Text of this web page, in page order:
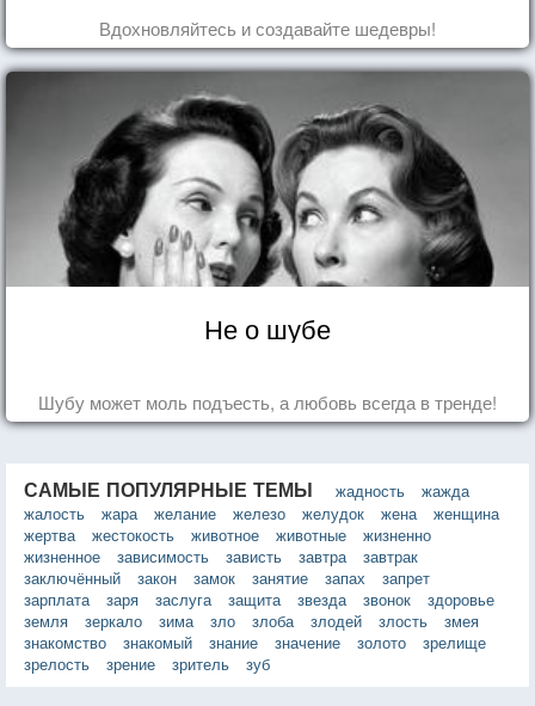
Вдохновляйтесь и создавайте шедевры!
Не о шубе
Шубу может моль подъесть, а любовь всегда в тренде!
САМЫЕ ПОПУЛЯРНЫЕ ТЕМЫ жадность
жажда
жалость
жара желание железо желудок жена
женщина
жертва
жестокость животное животные
жизненно
жизненное
зависимость зависть завтра
завтрак
заключённый
закон замок занятие запах
запрет
зарплата
заря заслуга защита звезда звонок
здоровье
земля
зеркало зима зло злоба злодей злость
змея
знакомство
знакомый знание значение золото
зрелище
зрелость
зрение зритель зуб